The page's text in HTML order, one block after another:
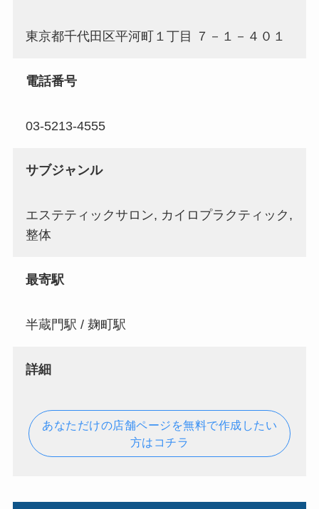
東京都千代田区平河町１丁目 ７－１－４０１
電話番号
03-5213-4555
サブジャンル
エステティックサロン, カイロプラクティック,
整体
最寄駅
半蔵門駅 / 麹町駅
詳細
あなただけの店舗ページを無料で作成したい
方はコチラ